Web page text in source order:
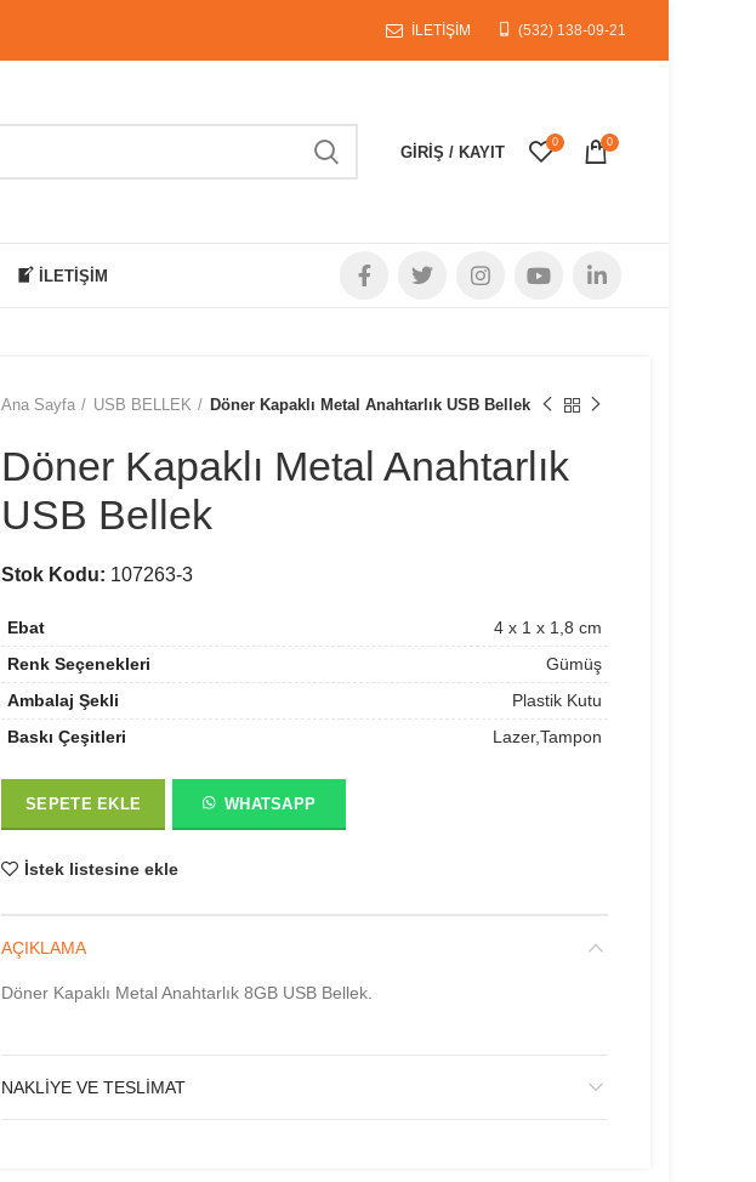
İLETİŞİM (532) 138-09-21
GIRIŞ / KAYIT
0 0
İLETIŞIM
Ana Sayfa USB BELLEK Döner Kapaklı Metal Anahtarlık USB Bellek
Döner Kapaklı Metal Anahtarlık
USB Bellek
Stok Kodu: 107263-3
Ebat
4 x 1 x 1,8 cm
Renk Seçenekleri
Gümüş
Ambalaj Şekli
Plastik Kutu
Baskı Çeşitleri
Lazer,Tampon
SEPETE EKLE WHATSAPP
İstek listesine ekle
AÇIKLAMA
Döner Kapaklı Metal Anahtarlık 8GB USB Bellek.
NAKLIYE VE TESLIMAT